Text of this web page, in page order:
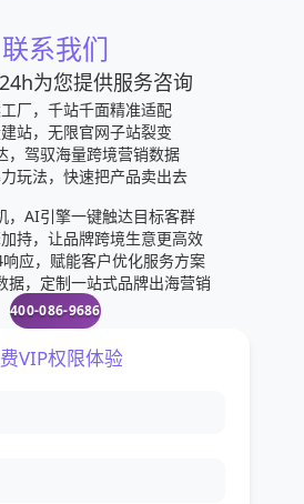
联系我们
为您提供服务咨询
厂，千站千面精准适配
站，无限官网子站裂变
，驾驭海量跨境营销数据
玩法，快速把产品卖出去
，AI引擎一键触达目标客群
持，让品牌跨境生意更高效
应，赋能客户优化服务方案
据，定制一站式品牌出海营销
400-086-9686